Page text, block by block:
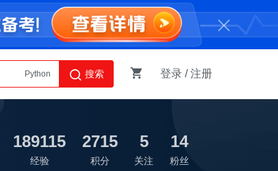
Python
AI智能体
搜索 登录 /注册
189115
经验
2715
积分
5
关注
14
粉丝